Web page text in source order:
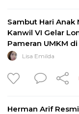
Sambut Hari Anak
Kanwil VI Gelar
Pameran UMKM
Lisa Emilda
Herman Arif